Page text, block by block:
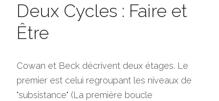
Deux Cycles : Faire et
Être
Cowan et Beck décrivent deux étages. Le
premier est celui regroupant les niveaux de
"subsistance" (La première boucle